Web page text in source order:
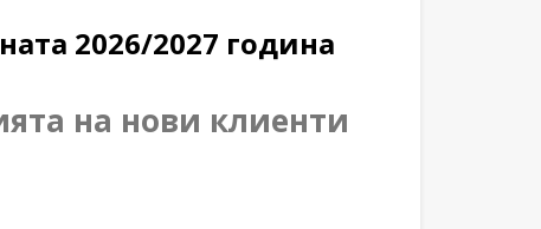
2026/2027 година
на нови клиенти